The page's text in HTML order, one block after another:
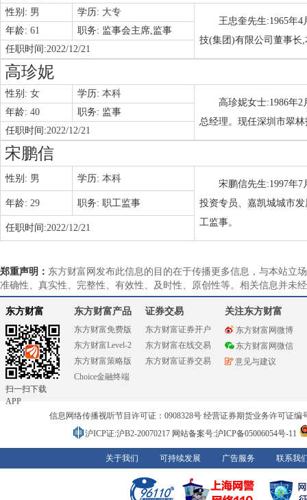
性别: 男 学历: 大专
王忠奎先生:1965年
技(集团)有限公司董事长
年龄: 61 职务: 监事会主席,监事
任职时间:2022/12/21
高珍妮
性别: 女 学历: 本科
高珍妮女士:1986年
总经理。现任深圳市翠
年龄: 40 职务: 监事
任职时间:2022/12/21
宋鹏信
性别: 男 学历: 本科
宋鹏信先生:1997年
投资专员、嘉凯城城市
工监事。
年龄: 29 职务: 职工监事
任职时间:2022/12/21
郑重声明： 东方财富网发布此信息的目的在于传播更多信息，与本站立
准确性、真实性、完整性、有效性、及时性、原创性等。相关信息并未
东方财富
扫一扫下载
APP
东方财富产品
东方财富免费版
东方财富Level-2
东方财富策略版
Choice金融终端
证券交易
东方财富证券开户
东方财富在线交易
东方财富证券交易
关注东方财富
东方财富网微博
东方财富网微信
意见与建议
信息网络传播视听节目许可证：0908328号 经营证券期货业务许可证编
沪ICP证:沪B2-20070217 网站备案号:沪ICP备05006054号-11
关于我们 可持续发展 广告服务 联系我